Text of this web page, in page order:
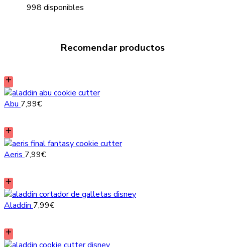
998 disponibles
Recomendar productos
Abu 7,99€
Aeris 7,99€
Aladdin 7,99€